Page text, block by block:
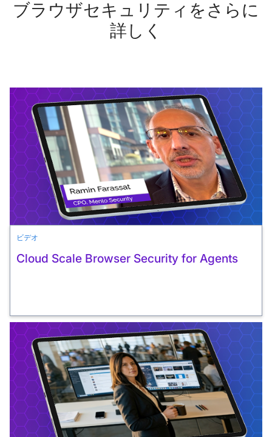
ブラウザセキュリティをさらに
詳しく
ビデオ
Cloud Scale Browser Security for Agents